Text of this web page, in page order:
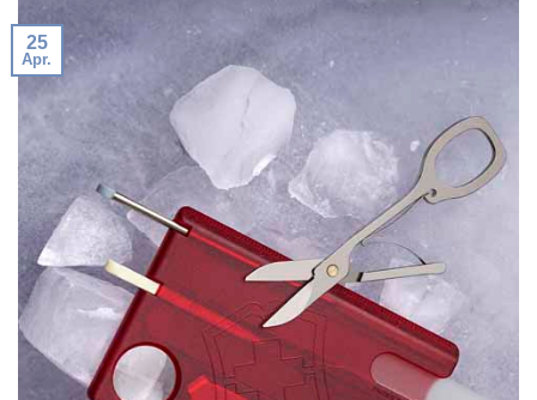
25
Apr.